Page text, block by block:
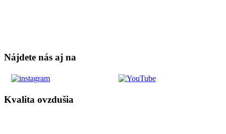
Nájdete nás aj na
Kvalita ovzdušia